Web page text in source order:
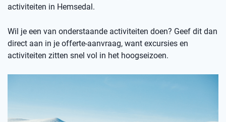
activiteiten in Hemsedal.
Wil je een van onderstaande activiteiten doen? Geef dit dan
direct aan in je offerte-aanvraag, want excursies en
activiteiten zitten snel vol in het hoogseizoen.